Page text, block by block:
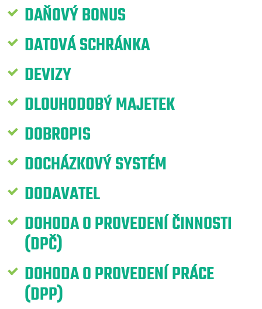
DAŇOVÝ BONUS
DATOVÁ SCHRÁNKA
DEVIZY
DLOUHODOBÝ MAJETEK
DOBROPIS
DOCHÁZKOVÝ SYSTÉM
DODAVATEL
DOHODA O PROVEDENÍ ČINNOSTI
(DPČ)
DOHODA O PROVEDENÍ PRÁCE
(DPP)